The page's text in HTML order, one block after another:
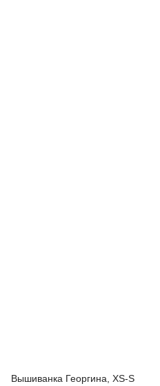
Вышиванка Георгина, XS-S